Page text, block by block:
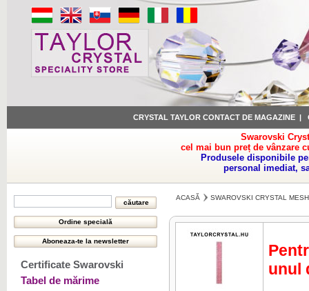
CRYSTAL TAYLOR CONTACT DE MAGAZINE |
Swarovski
cel mai bun preț de vânzare
Produsele disponibile
personal imediat,
Certificate Swarovski
Tabel de mărime
ACASĂ SWAROVSKI CRYSTAL MESH
unul